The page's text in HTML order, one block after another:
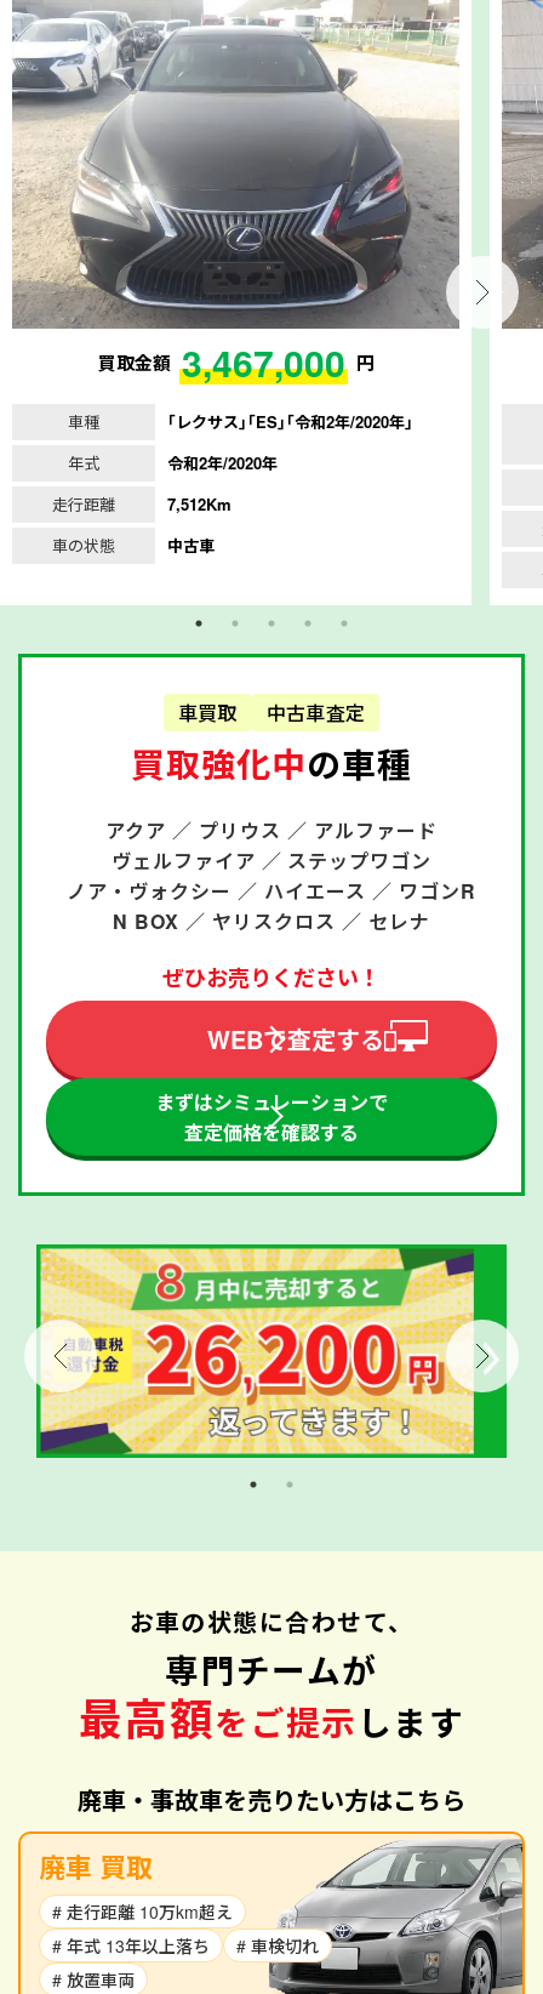
買取金額 3,467,000 円
車種
｢レクサス｣｢ES｣｢令和2年/2020年｣
年式
令和2年/2020年
走行距離
7,512Km
車の状態
中古車
車買取 中古車査定
買取強化中の車種
アクア ／ プリウス ／ アルファード
ヴェルファイア ／ ステップワゴン
ノア・ヴォクシー ／ ハイエース ／ ワゴンR
N BOX ／ ヤリスクロス ／ セレナ
ぜひお売りください！
WEBで査定する
まずはシミュレーションで
査定価格を確認する
お車の状態に合わせて、
専門チームが
最高額をご提示 します
廃車・事故車を売りたい方はこちら
廃車 買取
# 走行距離 10万km超え
# 年式 13年以上落ち
# 車検切れ
# 放置車両